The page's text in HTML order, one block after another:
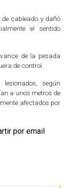
cableado y dañó
el sentido
de la pesada
de control.
según
a unos metros de
afectados por
por email